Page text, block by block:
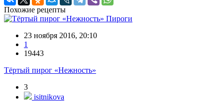
Похожие рецепты
Пироги
23 ноября 2016, 20:10
1
19443
Тёртый пирог «Нежность»
3
isitnikova